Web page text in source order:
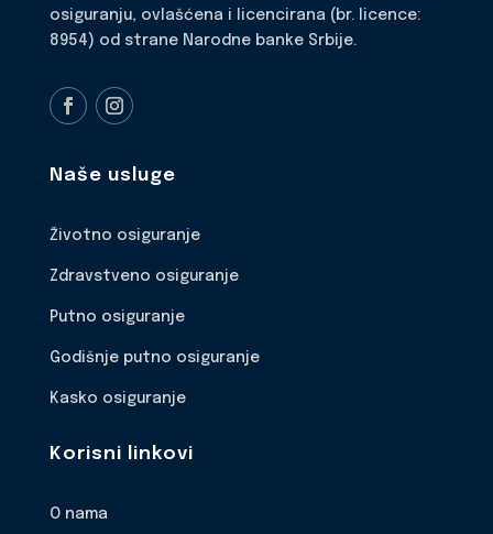
osiguranju, ovlašćena i licencirana (br. licence:
8954) od strane Narodne banke Srbije.
Naše usluge
Životno osiguranje
Zdravstveno osiguranje
Putno osiguranje
Godišnje putno osiguranje
Kasko osiguranje
Korisni linkovi
O nama